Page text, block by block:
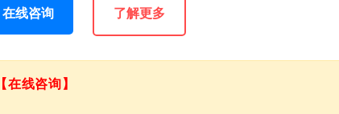
在线咨询 了解更多
【在线咨询】